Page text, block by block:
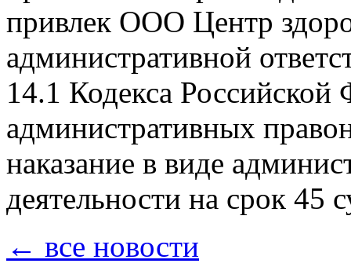
привлек ООО Центр
административной
14.1 Кодекса Российской
административных
наказание в виде
деятельности на срок 45
← все новости